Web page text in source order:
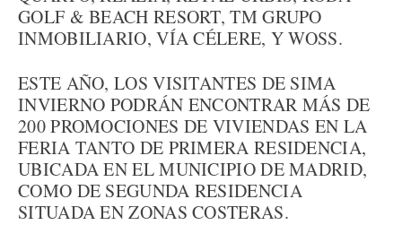
GOLF & BEACH RESORT, TM GRUPO
INMOBILIARIO, VÍA CÉLERE, Y WOSS.
ESTE AÑO, LOS VISITANTES DE SIMA
INVIERNO PODRÁN ENCONTRAR MÁS DE
200 PROMOCIONES DE VIVIENDAS EN LA
FERIA TANTO DE PRIMERA RESIDENCIA,
UBICADA EN EL MUNICIPIO DE MADRID,
COMO DE SEGUNDA RESIDENCIA
SITUADA EN ZONAS COSTERAS.